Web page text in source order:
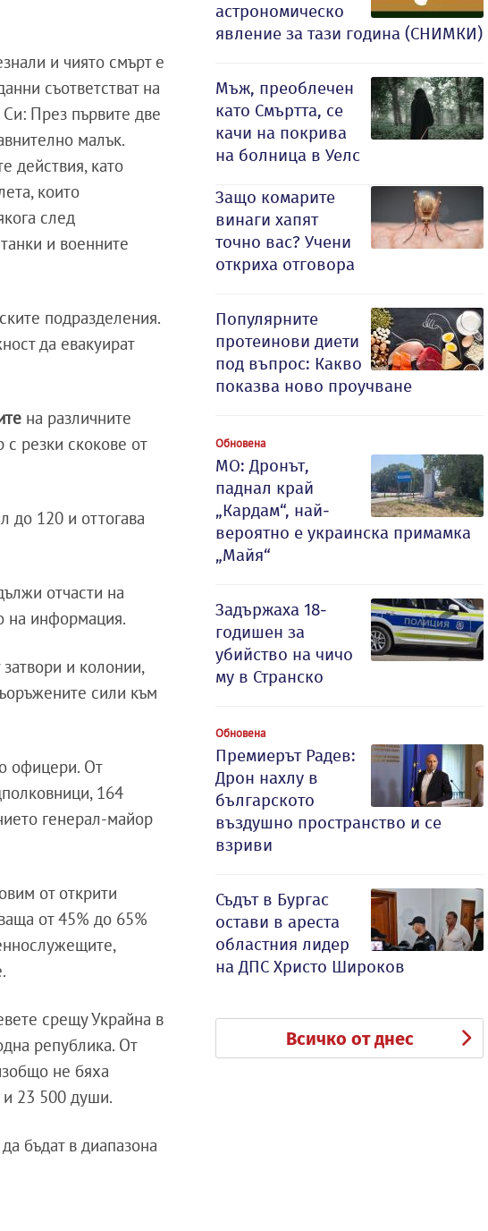
и чиято смърт е
съответстват на
През първите две
малък.
действия, като
които
след
и военните
подразделения.
да евакуират
на различните
с резки скокове от
до 120 и оттогава
отчасти на
на информация.
и колонии,
сили към
офицери. От
164
генерал-майор
от открити
от 45% до 65%
срещу Украйна в
република. От
не бяха
и 23 500 души.
бъдат в диапазона
астрономическо
явление за тази година (СНИМКИ)
Мъж, преоблечен
като Смъртта, се
качи на покрива
на болница в Уелс
Защо комарите
винаги хапят
точно вас? Учени
откриха отговора
Популярните
протеинови диети
под въпрос: Какво
показва ново проучване
Обновена
МО: Дронът,
паднал край
„Кардам“, най-
вероятно е украинска примамка
„Майя“
Задържаха 18-
годишен за
убийство на чичо
му в Странско
Обновена
Премиерът Радев:
Дрон нахлу в
българското
въздушно пространство и се
взриви
Съдът в Бургас
остави в ареста
областния лидер
на ДПС Христо Широков
Всичко от днес